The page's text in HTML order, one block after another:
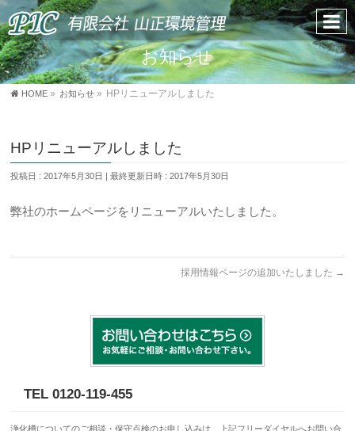
お知らせ
HOME » お知らせ » HPリニューアルしました
HPリニューアルしました
投稿日 : 2017年5月30日 最終更新日時 : 2017年5月30日
弊社のホームページをリニューアルいたしました。
採用情報ページの追加いたしました →
TEL 0120-119-455
浄化槽についてのご相談・保守点検のお申し込みは、上記フリーダイヤルへお問い合